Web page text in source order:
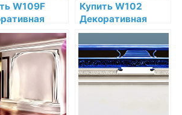
W109F
гибкая Orac
Valley
Orac
по низкой
в интернет-
Купить W102
Декоративная
панель Cubi Orac
Decor Полиуретан
Orac Decor по
низкой цене в
интернет-